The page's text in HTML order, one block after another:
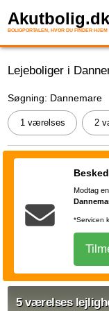
Akutbolig.dk
BOLIGPORTALEN, HVOR DU FINDER HJEM
Lejeboliger i
Søgning: Dannemare
1 værelses 2
Modtag
*Servicen
5 værelses